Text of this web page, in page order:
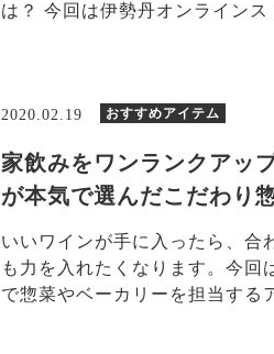
は？ 今回は伊勢丹オンラインス
2020.02.19 おすすめアイテム
家飲みをワンランクアッ
が本気で選んだこだわり
いいワインが手に入ったら、合
も力を入れたくなります。今回
で惣菜やベーカリーを担当する